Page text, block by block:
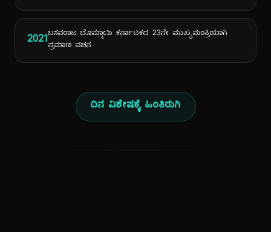
2021ಬಸವರಾಜ ಬೊಮ್ಮಾಯಿ ಕರ್ನಾಟಕದ 23ನೇ ಮುಖ್ಯಮಂತ್ರಿಯಾಗಿ
ಪ್ರಮಾಣ ವಚನ
ದಿನ ವಿಶೇಷಕ್ಕೆ ಹಿಂತಿರುಗಿ